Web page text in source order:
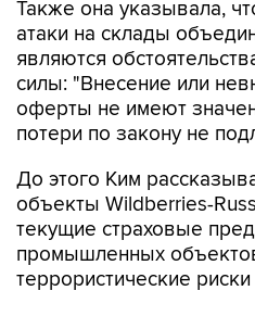
являются
силы: "Внесение или
оферты не имеют
потери по закону не
До этого Ким
текущие страховые
промышленных
террористические
Объединенная